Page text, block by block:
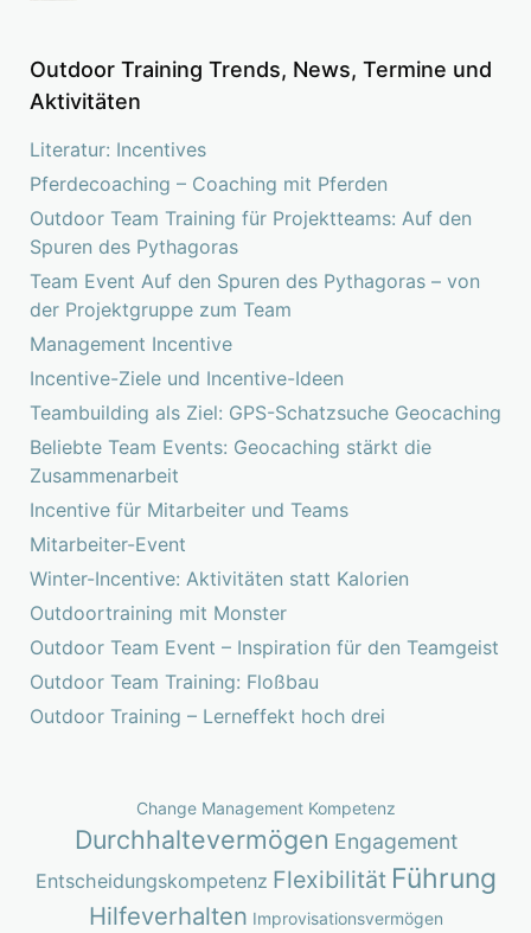
Outdoor Training Trends, News, Termine und
Aktivitäten
Literatur: Incentives
Pferdecoaching – Coaching mit Pferden
Outdoor Team Training für Projektteams: Auf den
Spuren des Pythagoras
Team Event Auf den Spuren des Pythagoras – von
der Projektgruppe zum Team
Management Incentive
Incentive-Ziele und Incentive-Ideen
Teambuilding als Ziel: GPS-Schatzsuche Geocaching
Beliebte Team Events: Geocaching stärkt die
Zusammenarbeit
Incentive für Mitarbeiter und Teams
Mitarbeiter-Event
Winter-Incentive: Aktivitäten statt Kalorien
Outdoortraining mit Monster
Outdoor Team Event – Inspiration für den Teamgeist
Outdoor Team Training: Floßbau
Outdoor Training – Lerneffekt hoch drei
Change Management Kompetenz
Durchhaltevermögen Engagement
Entscheidungskompetenz Flexibilität Führung
Hilfeverhalten Improvisationsvermögen